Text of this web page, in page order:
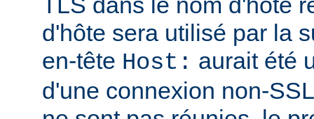
d'hôte sera utilisé par la
en-tête Host: aurait été
d'une connexion non-